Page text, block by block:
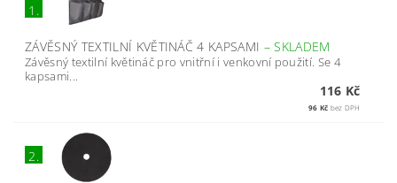
1.
ZÁVĚSNÝ TEXTILNÍ KVĚTINÁČ 4 KAPSAMI –SKLADEM
Závěsný textilní květináč pro vnitřní i venkovní použití. Se 4
kapsami...
116 Kč
96 Kč bez DPH
2.